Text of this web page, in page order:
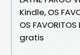
Kindle, OS
OS
gratis